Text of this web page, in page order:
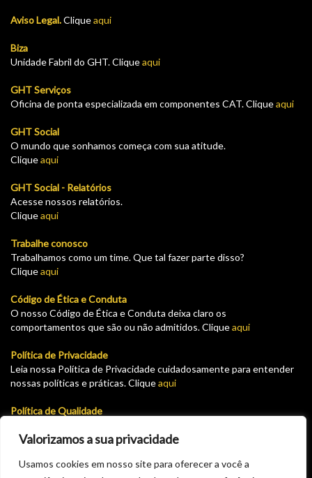
Valorizamos a sua privacidade
Usamos cookies em nosso site para oferecer a você a
Aviso Legal.Cliqueaqui
Biza
Unidade Fabril do GHT. Cliqueaqui
GHT Serviços
Oficina de ponta especializada em componentes CAT. Cliqueaqui
GHT Social
O mundo que sonhamos começa com sua atitude.
Cliqueaqui
GHT Social - Relatórios
Acesse nossos relatórios.
Cliqueaqui
Trabalhe conosco
Trabalhamos como um time. Que tal fazer parte disso?
Cliqueaqui
Código de Ética e Conduta
O nosso Código de Ética e Conduta deixa claro os
comportamentos que são ou não admitidos. Cliqueaqui
Política de Privacidade
Leia nossa Política de Privacidade cuidadosamente para entender
nossas políticas e práticas. Cliqueaqui
Política de Qualidade
entender nossas políticas e práticas. Clique
Plataforma para solicitar cadastro como fornecedor do GHT.